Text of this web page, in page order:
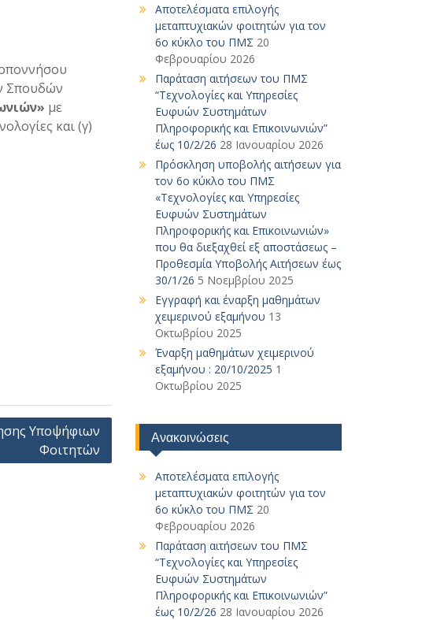
Σπουδών
με
και (γ)
Υποψήφιων
Φοιτητών
Αποτελέσματα επιλογής
μεταπτυχιακών φοιτητών για τον
6ο κύκλο του ΠΜΣ 20
Φεβρουαρίου 2026
Παράταση αιτήσεων του ΠΜΣ
“Τεχνολογίες και Υπηρεσίες
Ευφυών Συστημάτων
Πληροφορικής και Επικοινωνιών”
έως 10/2/26 28 Ιανουαρίου 2026
Πρόσκληση υποβολής αιτήσεων για
τον 6ο κύκλο του ΠΜΣ
«Τεχνολογίες και Υπηρεσίες
Ευφυών Συστημάτων
Πληροφορικής και Επικοινωνιών»
που θα διεξαχθεί εξ αποστάσεως –
Προθεσμία Υποβολής Αιτήσεων έως
30/1/26 5 Νοεμβρίου 2025
Εγγραφή και έναρξη μαθημάτων
χειμερινού εξαμήνου 13
Οκτωβρίου 2025
Έναρξη μαθημάτων χειμερινού
εξαμήνου : 20/10/2025 1
Οκτωβρίου 2025
Ανακοινώσεις
Αποτελέσματα επιλογής
μεταπτυχιακών φοιτητών για τον
6ο κύκλο του ΠΜΣ 20
Φεβρουαρίου 2026
Παράταση αιτήσεων του ΠΜΣ
“Τεχνολογίες και Υπηρεσίες
Ευφυών Συστημάτων
Πληροφορικής και Επικοινωνιών”
έως 10/2/26 28 Ιανουαρίου 2026